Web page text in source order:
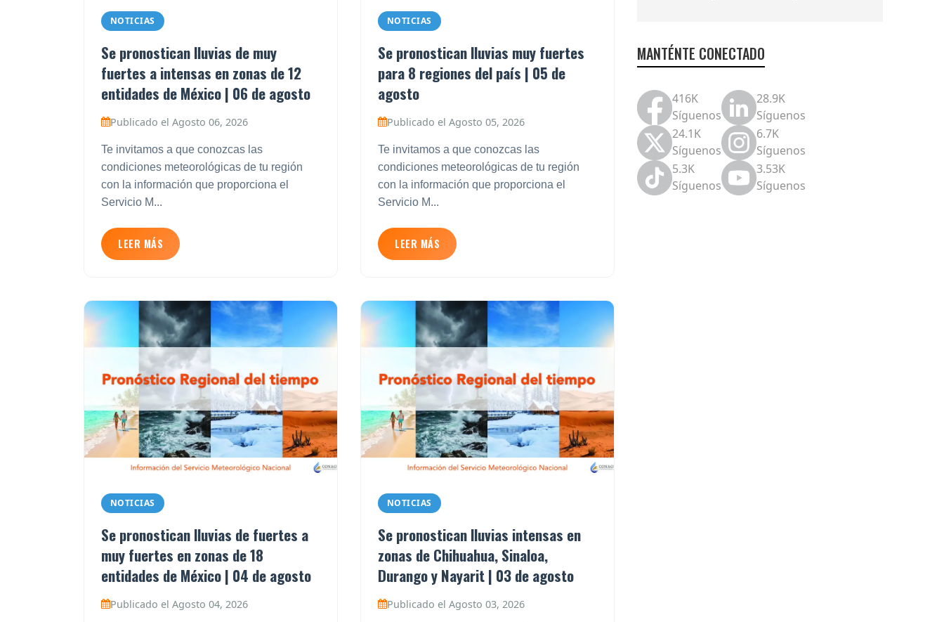
NOTICIAS
Se pronostican lluvias de muy
fuertes a intensas en zonas de 12
entidades de México | 06 de agosto
Publicado el Agosto 06, 2026
Te invitamos a que conozcas las
condiciones meteorológicas de tu región
con la información que proporciona el
Servicio M...
LEER MÁS
NOTICIAS
Se pronostican lluvias muy fuertes
para 8 regiones del país | 05 de
agosto
Publicado el Agosto 05, 2026
Te invitamos a que conozcas las
condiciones meteorológicas de tu región
con la información que proporciona el
Servicio M...
LEER MÁS
NOTICIAS
Se pronostican lluvias de fuertes a
muy fuertes en zonas de 18
entidades de México | 04 de agosto
Publicado el Agosto 04, 2026
NOTICIAS
Se pronostican lluvias intensas en
zonas de Chihuahua, Sinaloa,
Durango y Nayarit | 03 de agosto
Publicado el Agosto 03, 2026
MANTÉNTE CONECTADO
416K
Síguenos
28.9K
Síguenos
24.1K
Síguenos
6.7K
Síguenos
5.3K
Síguenos
3.53K
Síguenos